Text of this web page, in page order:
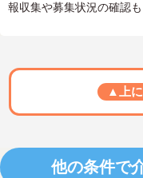
報収集や募集状況の確認
▲上
他の条件で